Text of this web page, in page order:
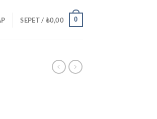
SEPET / ₺0,00 0